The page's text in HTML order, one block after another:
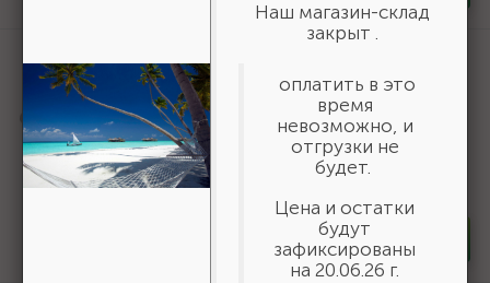
Шнур хозяйственный СИБИН,
полиэфирный, длина 25 м, диаметр -
9мм {50269}
166 ₽ /шт
В наличии 35
шт
Наш магазин-склад
закрыт .
оплатить в это
время
невозможно, и
отгрузки не
будет.
Цена и остатки
будут
зафиксированы
на 20.06.26 г.